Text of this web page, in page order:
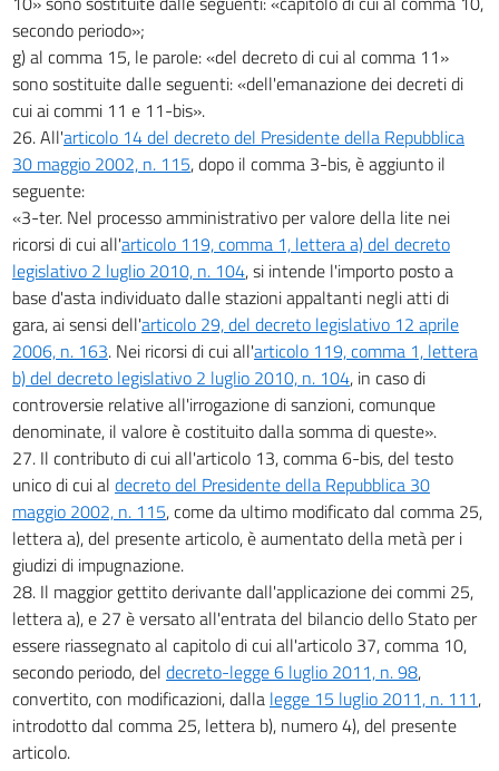
secondo periodo»;
g) al comma 15, le parole: «del decreto di cui al comma 11»
sono sostituite dalle seguenti: «dell'emanazione dei decreti di
cui ai commi 11 e 11-bis».
26. All'articolo 14 del decreto del Presidente della Repubblica
30 maggio 2002, n. 115, dopo il comma 3-bis, è aggiunto il
seguente:
«3-ter. Nel processo amministrativo per valore della lite nei
ricorsi di cui all'articolo 119, comma 1, lettera a) del decreto
legislativo 2 luglio 2010, n. 104, si intende l'importo posto a
base d'asta individuato dalle stazioni appaltanti negli atti di
gara, ai sensi dell'articolo 29, del decreto legislativo 12 aprile
2006, n. 163. Nei ricorsi di cui all'articolo 119, comma 1, lettera
b) del decreto legislativo 2 luglio 2010, n. 104, in caso di
controversie relative all'irrogazione di sanzioni, comunque
denominate, il valore è costituito dalla somma di queste».
27. Il contributo di cui all'articolo 13, comma 6-bis, del testo
unico di cui al decreto del Presidente della Repubblica 30
maggio 2002, n. 115, come da ultimo modificato dal comma 25,
lettera a), del presente articolo, è aumentato della metà per i
giudizi di impugnazione.
28. Il maggior gettito derivante dall'applicazione dei commi 25,
lettera a), e 27 è versato all'entrata del bilancio dello Stato per
essere riassegnato al capitolo di cui all'articolo 37, comma 10,
secondo periodo, del decreto-legge 6 luglio 2011, n. 98,
convertito, con modificazioni, dalla legge 15 luglio 2011, n. 111,
introdotto dal comma 25, lettera b), numero 4), del presente
articolo.